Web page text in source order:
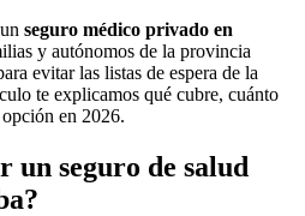
seguro médico privado en
y autónomos de la provincia
evitar las listas de espera de la
te explicamos qué cubre, cuánto
en 2026.
un seguro de salud